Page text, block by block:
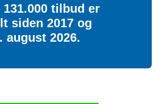
tilbud er
siden 2017 og
august 2026.